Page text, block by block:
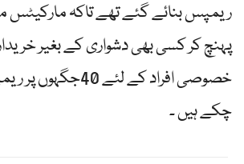
ریمپس بنائے گئے تھے تاکہ مارکیٹس
پہنچ کر کسی بھی دشواری کے بغیر
خصوصی افراد کے لئے
چکے ہیں ۔